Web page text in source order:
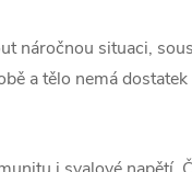
náročnou situaci,
a tělo nemá